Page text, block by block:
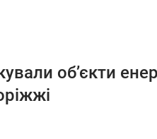
об’єкти